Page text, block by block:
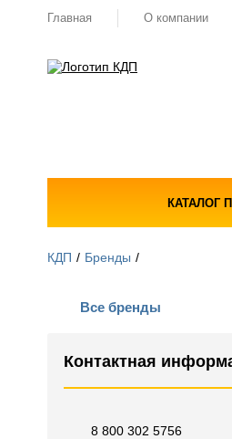
Главная О компании
КАТАЛОГ
КДП Бренды
Все бренды
Контактная
8 800 302 5756